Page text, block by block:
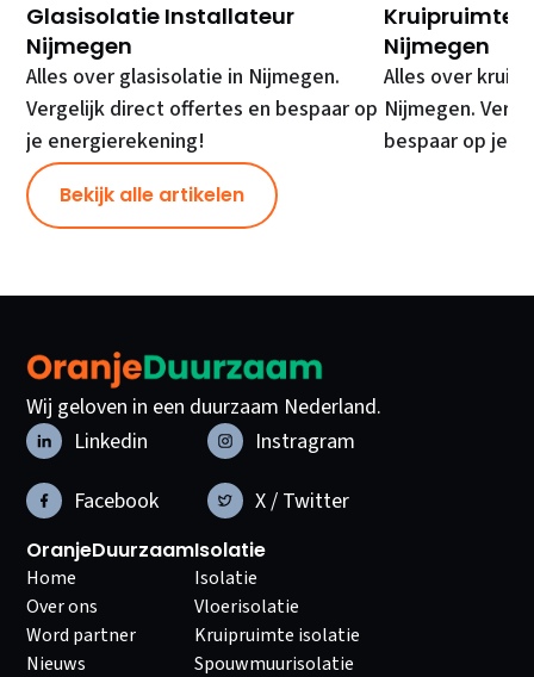
Glasisolatie Installateur
Nijmegen
Alles over glasisolatie in Nijmegen.
Vergelijk direct offertes en bespaar op
je energierekening!
Kruipruimte
Nijmegen
Alles over
Nijmegen.
bespaar op je
Bekijk alle artikelen
Wij geloven in een duurzaam Nederland.
Linkedin
Instragram
Facebook
X / Twitter
OranjeDuurzaam
Home
Over ons
Word partner
Nieuws
Isolatie
Isolatie
Vloerisolatie
Kruipruimte isolatie
Spouwmuurisolatie